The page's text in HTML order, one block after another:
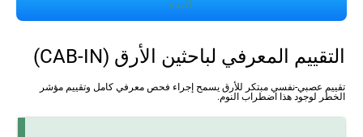
البدء
التقييم المعرفي لباحثين الأرق (CAB-IN)
تقييم عصبي-نفسي مبتكر للأرق يسمح إجراء فحص معرفي كامل وتقييم مؤشر
الخطر لوجود هذا اضطراب النوم.